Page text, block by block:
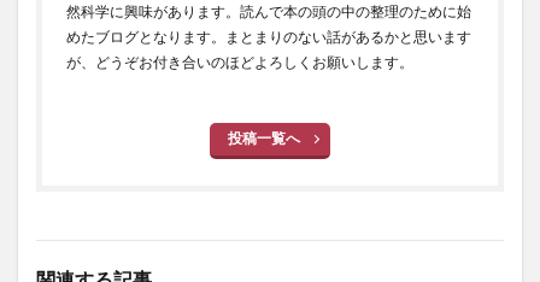
然科学に興味があります。読んで本の頭の中の整理のために始
めたブログとなります。まとまりのない話があるかと思います
が、どうぞお付き合いのほどよろしくお願いします。
投稿一覧へ